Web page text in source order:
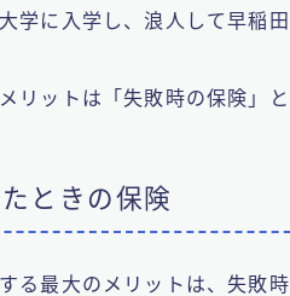
学に入学し、浪人して早稲
リットは「失敗時の保険」
ときの保険
る最大のメリットは、失敗